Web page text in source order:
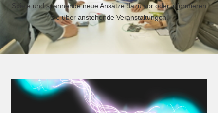
Spiele und spannende neue Ansätze dazu vor oder informieren
Sie über anstehende Veranstaltungen.